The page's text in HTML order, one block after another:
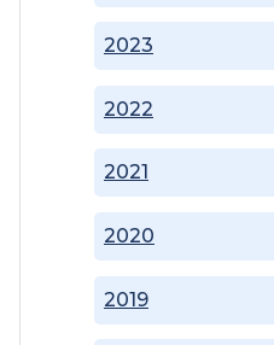
2019
2020
2021
2022
2023